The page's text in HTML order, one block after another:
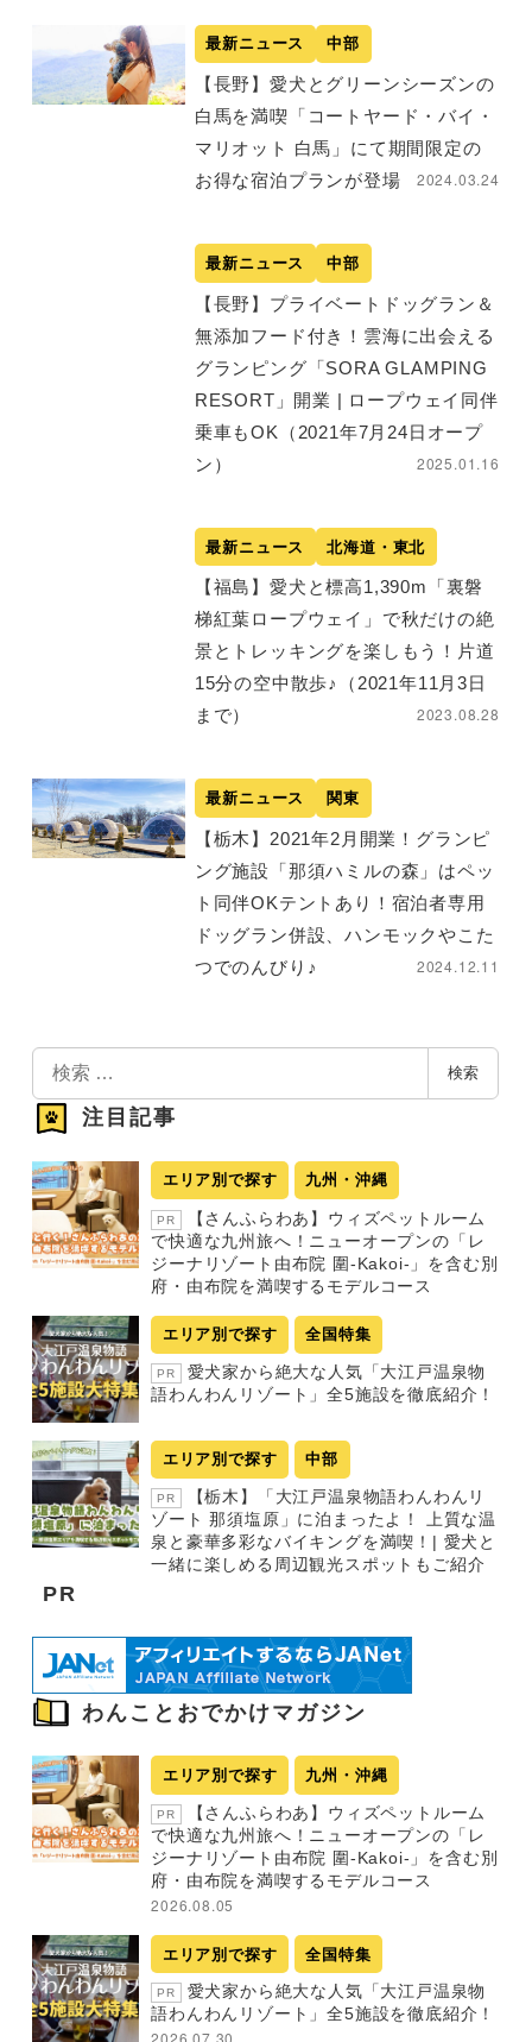
最新ニュース 中部
【長野】愛犬とグリーンシーズンの
白馬を満喫「コートヤード・バイ・
マリオット 白馬」にて期間限定の
お得な宿泊プランが登場
2024.03.24
最新ニュース 中部
【長野】プライベートドッグラン＆
無添加フード付き！雲海に出会える
グランピング「SORA GLAMPING
RESORT」開業 | ロープウェイ同伴
乗車もOK（2021年7月24日オープ
ン）
2025.01.16
最新ニュース 北海道・東北
【福島】愛犬と標高1,390m「裏磐
梯紅葉ロープウェイ」で秋だけの絶
景とトレッキングを楽しもう！片道
15分の空中散歩♪（2021年11月3日
まで）
2023.08.28
最新ニュース 関東
【栃木】2021年2月開業！グランピ
ング施設「那須ハミルの森」はペッ
ト同伴OKテントあり！宿泊者専用
ドッグラン併設、ハンモックやこた
つでのんびり♪
2024.12.11
検
索
検索
注目記事
エリア別で探す 九州・沖縄
PR
【さんふらわあ】ウィズペットルーム
で快適な九州旅へ！ニューオープンの「レ
ジーナリゾート由布院 圍-Kakoi-」を含む別
府・由布院を満喫するモデルコース
エリア別で探す 全国特集
PR
愛犬家から絶大な人気「大江戸温泉物
語わんわんリゾート」全5施設を徹底紹介！
エリア別で探す 中部
PR
【栃木】「大江戸温泉物語わんわんリ
ゾート 那須塩原」に泊まったよ！ 上質な温
泉と豪華多彩なバイキングを満喫！| 愛犬と
一緒に楽しめる周辺観光スポットもご紹介
PR
わんことおでかけマガジン
エリア別で探す 九州・沖縄
PR
【さんふらわあ】ウィズペットルーム
で快適な九州旅へ！ニューオープンの「レ
ジーナリゾート由布院 圍-Kakoi-」を含む別
府・由布院を満喫するモデルコース
2026.08.05
エリア別で探す 全国特集
PR
愛犬家から絶大な人気「大江戸温泉物
語わんわんリゾート」全5施設を徹底紹介！